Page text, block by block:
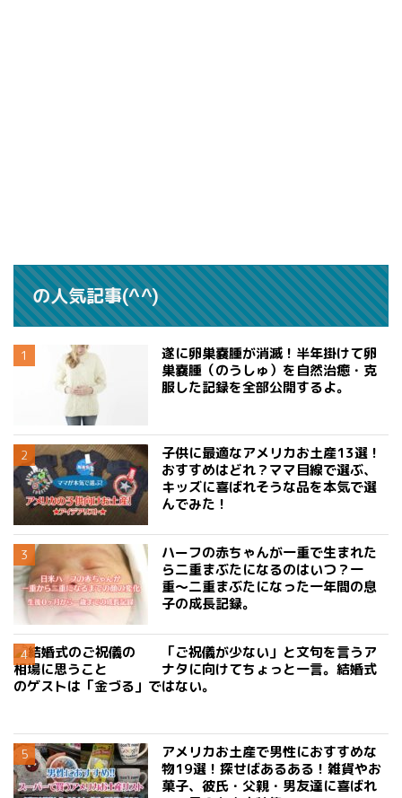
の人気記事(^^)
遂に卵巣嚢腫が消滅！半年掛けて卵
巣嚢腫（のうしゅ）を自然治癒・克
服した記録を全部公開するよ。
子供に最適なアメリカお土産13選！
おすすめはどれ？ママ目線で選ぶ、
キッズに喜ばれそうな品を本気で選
んでみた！
ハーフの赤ちゃんが一重で生まれた
ら二重まぶたになるのはいつ？一
重〜二重まぶたになった一年間の息
子の成長記録。
「ご祝儀が少ない」と文句を言うア
ナタに向けてちょっと一言。結婚式
のゲストは「金づる」ではない。
アメリカお土産で男性におすすめな
物19選！探せばあるある！雑貨やお
菓子、彼氏・父親・男友達に喜ばれ